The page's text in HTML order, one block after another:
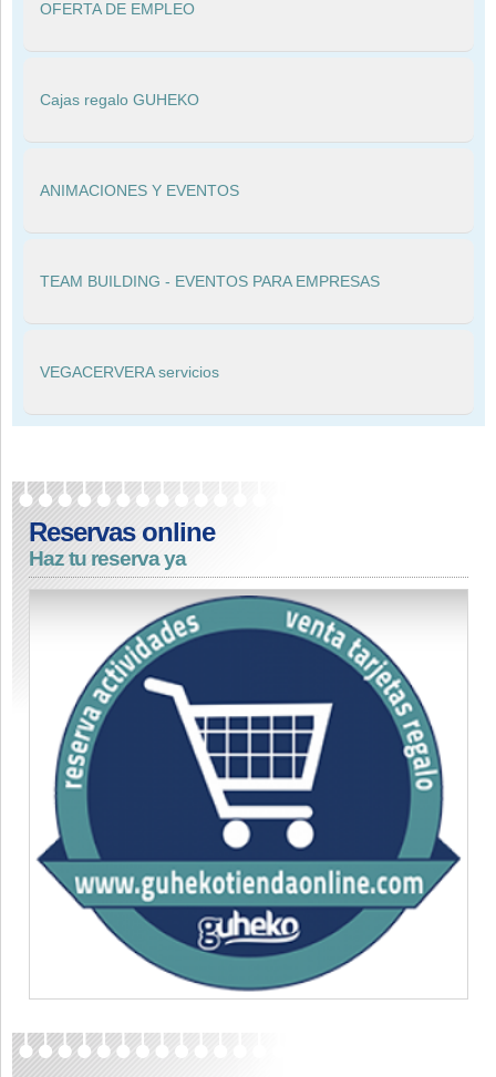
OFERTA DE EMPLEO
Cajas regalo GUHEKO
ANIMACIONES Y EVENTOS
TEAM BUILDING - EVENTOS PARA EMPRESAS
VEGACERVERA servicios
Reservas online
Haz tu reserva ya